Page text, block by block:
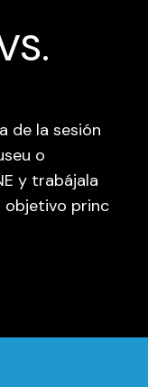
de la sesión
o
y trabájala
objetivo princ